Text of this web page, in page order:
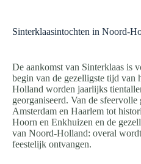
Sinterklaasintochten in Noord-
De aankomst van Sinterklaas is
begin van de gezelligste tijd van
Holland worden jaarlijks
georganiseerd. Van de sfeervolle
Amsterdam en Haarlem tot
Hoorn en Enkhuizen en de
van Noord-Holland: overal
feestelijk ontvangen.